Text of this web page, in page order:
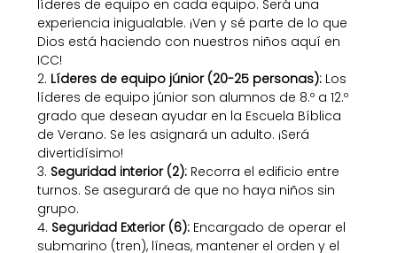
líderes de equipo en cada equipo. Será una
experiencia inigualable. ¡Ven y sé parte de lo que
Dios está haciendo con nuestros niños aquí en
ICC!
2. Líderes de equipo júnior (20-25 personas): Los
líderes de equipo júnior son alumnos de 8.º a 12.º
grado que desean ayudar en la Escuela Bíblica
de Verano. Se les asignará un adulto. ¡Será
divertidísimo!
3. Seguridad interior (2): Recorra el edificio entre
turnos. Se asegurará de que no haya niños sin
grupo.
4. Seguridad Exterior (6): Encargado de operar el
submarino (tren), líneas, mantener el orden y el